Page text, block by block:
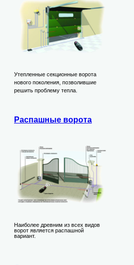
Утепленные секционные ворота
нового поколения, позволившие
решить проблему тепла.
Распашные ворота
Наиболее древним из всех видов
ворот является распашной
вариант.